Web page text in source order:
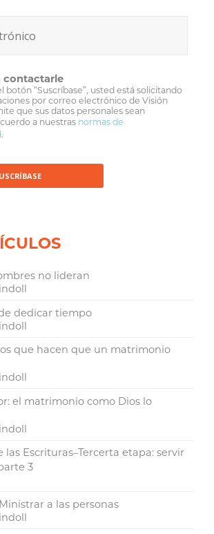
contactarle
botón “Suscríbase”, usted está solicitando
por correo electrónico de Visión
que sus datos personales sean
a nuestras normas de
.
no lideran
dedicar tiempo
que hacen que un matrimonio
el matrimonio como Dios lo
las Escrituras–Tercerta etapa: servir
3
a las personas